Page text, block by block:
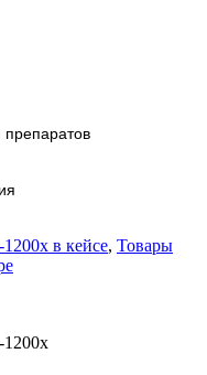
препаратов
в кейсе, Товары
1200x